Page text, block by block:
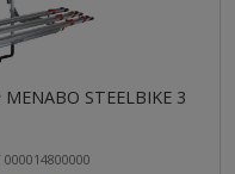
STEELBIKE 3